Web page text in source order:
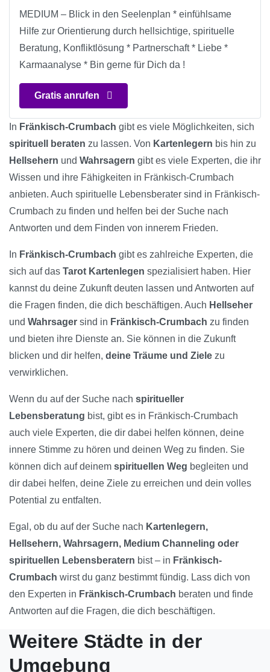
MEDIUM – Blick in den Seelenplan * einfühlsame
Hilfe zur Orientierung durch hellsichtige, spirituelle
Beratung, Konfliktlösung * Partnerschaft * Liebe *
Karmaanalyse * Bin gerne für Dich da !
Gratis anrufen
In Fränkisch-Crumbach gibt es viele Möglichkeiten, sich
spirituell beraten zu lassen. Von Kartenlegern bis hin zu
Hellsehern und Wahrsagern gibt es viele Experten, die ihr
Wissen und ihre Fähigkeiten in Fränkisch-Crumbach
anbieten. Auch spirituelle Lebensberater sind in Fränkisch-
Crumbach zu finden und helfen bei der Suche nach
Antworten und dem Finden von innerem Frieden.
In Fränkisch-Crumbach gibt es zahlreiche Experten, die
sich auf das Tarot Kartenlegen spezialisiert haben. Hier
kannst du deine Zukunft deuten lassen und Antworten auf
die Fragen finden, die dich beschäftigen. Auch Hellseher
und Wahrsager sind in Fränkisch-Crumbach zu finden
und bieten ihre Dienste an. Sie können in die Zukunft
blicken und dir helfen, deine Träume und Ziele zu
verwirklichen.
Wenn du auf der Suche nach spiritueller
Lebensberatung bist, gibt es in Fränkisch-Crumbach
auch viele Experten, die dir dabei helfen können, deine
innere Stimme zu hören und deinen Weg zu finden. Sie
können dich auf deinem spirituellen Weg begleiten und
dir dabei helfen, deine Ziele zu erreichen und dein volles
Potential zu entfalten.
Egal, ob du auf der Suche nach Kartenlegern,
Hellsehern, Wahrsagern, Medium Channeling oder
spirituellen Lebensberatern bist – in Fränkisch-
Crumbach wirst du ganz bestimmt fündig. Lass dich von
den Experten in Fränkisch-Crumbach beraten und finde
Antworten auf die Fragen, die dich beschäftigen.
Weitere Städte in der
Umgebung